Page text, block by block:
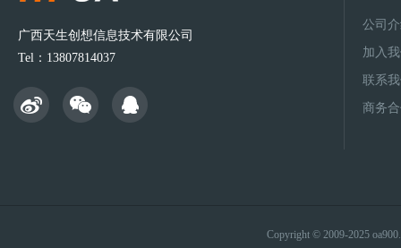
广西天生创想信息技术有限公司
Tel：13807814037
公司
加入
联系
商务
Copyright © 2009-2025